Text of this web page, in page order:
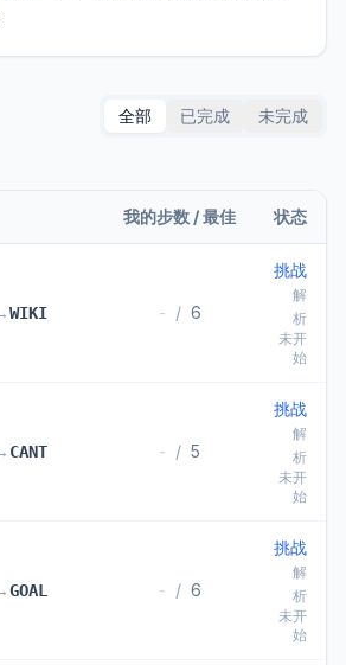
全部 已完成 未完成
我的步数 / 最佳 状态
WIKI - / 6
挑战
解
析
未开
始
CANT - / 5
挑战
解
析
未开
始
GOAL - / 6
挑战
解
析
未开
始